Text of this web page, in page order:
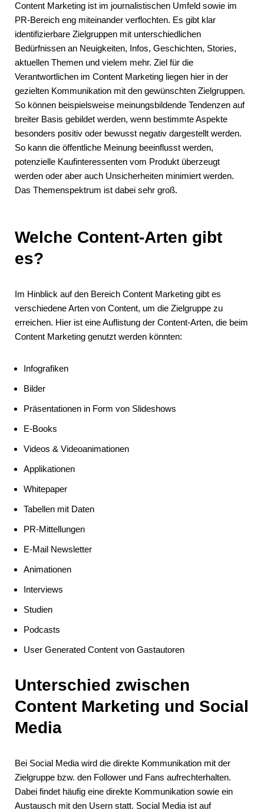
Content Marketing ist im journalistischen Umfeld sowie im
PR-Bereich eng miteinander verflochten. Es gibt klar
identifizierbare Zielgruppen mit unterschiedlichen
Bedürfnissen an Neuigkeiten, Infos, Geschichten, Stories,
aktuellen Themen und vielem mehr. Ziel für die
Verantwortlichen im Content Marketing liegen hier in der
gezielten Kommunikation mit den gewünschten Zielgruppen.
So können beispielsweise meinungsbildende Tendenzen auf
breiter Basis gebildet werden, wenn bestimmte Aspekte
besonders positiv oder bewusst negativ dargestellt werden.
So kann die öffentliche Meinung beeinflusst werden,
potenzielle Kaufinteressenten vom Produkt überzeugt
werden oder aber auch Unsicherheiten minimiert werden.
Das Themenspektrum ist dabei sehr groß.
Welche Content-Arten gibt
es?
Im Hinblick auf den Bereich Content Marketing gibt es
verschiedene Arten von Content, um die Zielgruppe zu
erreichen. Hier ist eine Auflistung der Content-Arten, die beim
Content Marketing genutzt werden könnten:
Infografiken
Bilder
Präsentationen in Form von Slideshows
E-Books
Videos & Videoanimationen
Applikationen
Whitepaper
Tabellen mit Daten
PR-Mittellungen
E-Mail Newsletter
Animationen
Interviews
Studien
Podcasts
User Generated Content von Gastautoren
Unterschied zwischen
Content Marketing und Social
Media
Bei Social Media wird die direkte Kommunikation mit der
Zielgruppe bzw. den Follower und Fans aufrechterhalten.
Dabei findet häufig eine direkte Kommunikation sowie ein
Austausch mit den Usern statt. Social Media ist auf